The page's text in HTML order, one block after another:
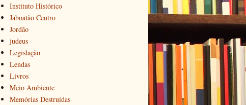
Instituto Histórico
Jaboatão Centro
Jordão
judeus
Legislação
Lendas
Livros
Meio Ambiente
Memórias Destruídas